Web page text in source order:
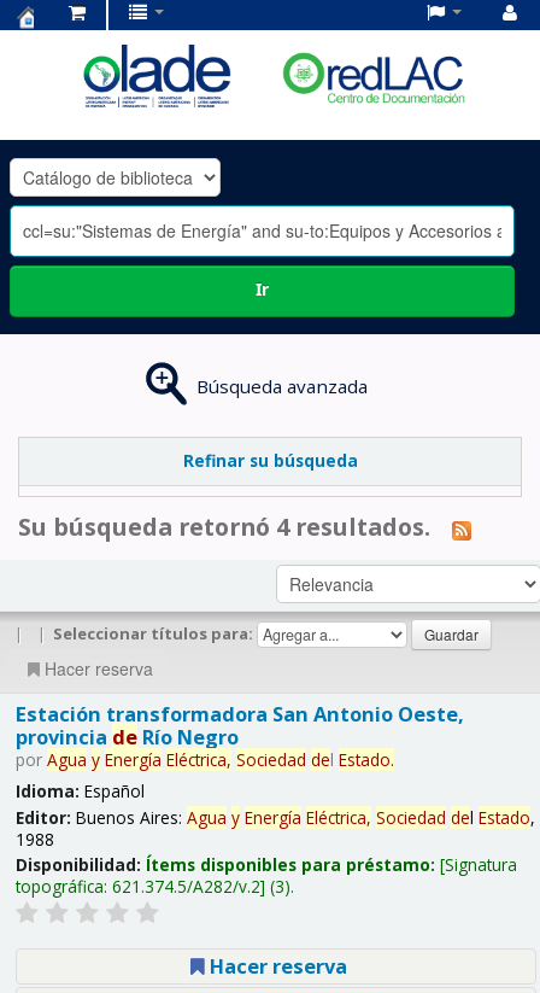
OLADE
-
Ir
Búsqueda avanzada
Refinar su búsqueda
Su búsqueda retornó 4 resultados.
| | Seleccionar títulos para:
Hacer reserva
Estación transformadora San Antonio Oeste,
provincia deRío Negro
por Agua y Energía Eléctrica, Sociedad del Estado.
Idioma: Español
Editor: Buenos Aires: Agua y Energía Eléctrica, Sociedad del Estado,
1988
Disponibilidad: Ítems disponibles para préstamo: Signatura
topográfica: 621.374.5/A282/v.2 (3).
Hacer reserva